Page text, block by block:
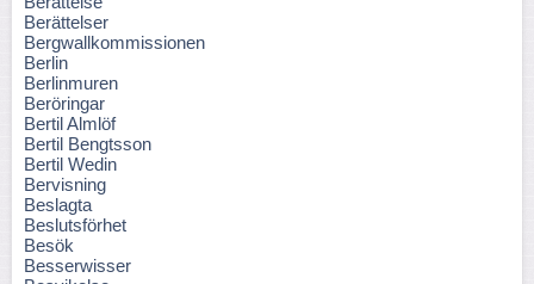
Berättelser
Bergwallkommissionen
Berlin
Berlinmuren
Beröringar
Bertil Almlöf
Bertil Bengtsson
Bertil Wedin
Bervisning
Beslagta
Beslutsförhet
Besök
Besserwisser